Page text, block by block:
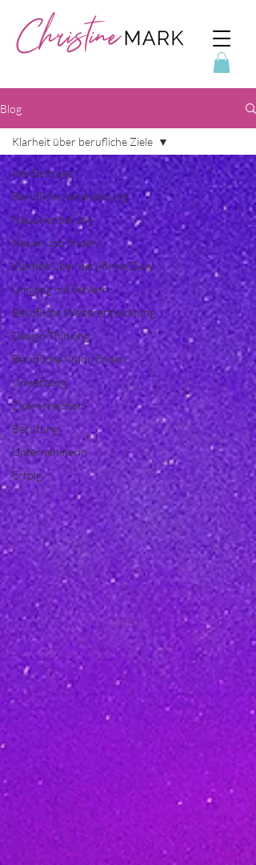
Blog
Alle Beiträge
Berufliche Veränderung
Neuorientierung
Neuen Job finden
Klarheit über berufliche Ziele
Umgang mit Fehlern
Berufliche Weiterentwicklung
Design Thinking
Berufliche Vision finden
Umsetzung
Ziele erreichen
Berufung
Unternehmerin
Erfolg
Klarheit über berufliche Ziele